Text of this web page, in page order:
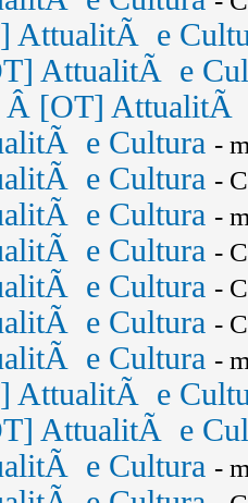
AttualitÃ e
AttualitÃ e
[OT] AttualitÃ
e Cultura -
e Cultura -
e Cultura -
e Cultura -
e Cultura -
e Cultura -
e Cultura -
AttualitÃ e
AttualitÃ e
e Cultura -